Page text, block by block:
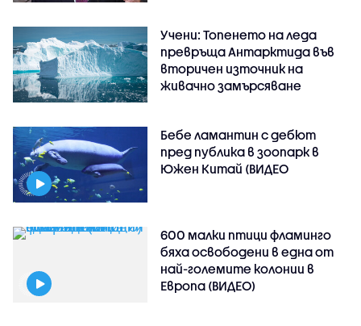
Учени: Топенето на леда
превръща Антарктида във
вторичен източник на
живачно замърсяване
Бебе ламантин с дебют
пред публика в зоопарк в
Южен Китай (ВИДЕО
600 малки птици фламинго
бяха освободени в една от
най-големите колонии в
Европа (ВИДЕО)